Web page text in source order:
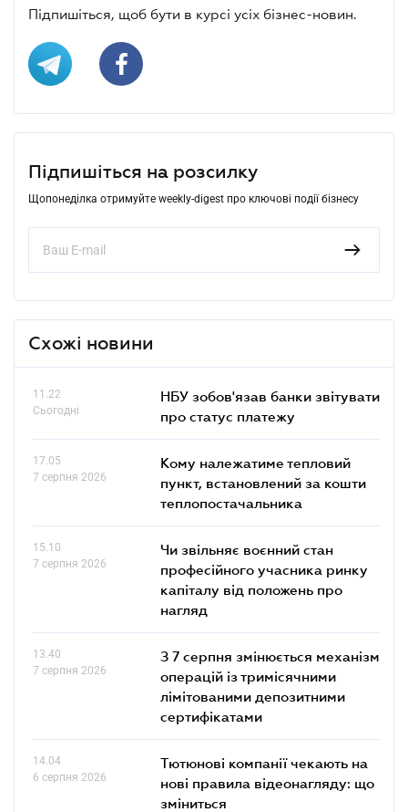
Підпишіться, щоб бути в курсі усіх бізнес-новин.
Підпишіться на розсилку
Щопонеділка отримуйте weekly-digest про ключові події бізнесу
Схожі новини
11.22
Сьогодні
НБУ зобов'язав банки звітувати
про статус платежу
17.05
7 серпня 2026
Кому належатиме тепловий
пункт, встановлений за кошти
теплопостачальника
15.10
7 серпня 2026
Чи звільняє воєнний стан
професійного учасника ринку
капіталу від положень про
нагляд
13.40
7 серпня 2026
З 7 серпня змінюється механізм
операцій із тримісячними
лімітованими депозитними
сертифікатами
14.04
6 серпня 2026
Тютюнові компанії чекають на
нові правила відеонагляду: що
зміниться